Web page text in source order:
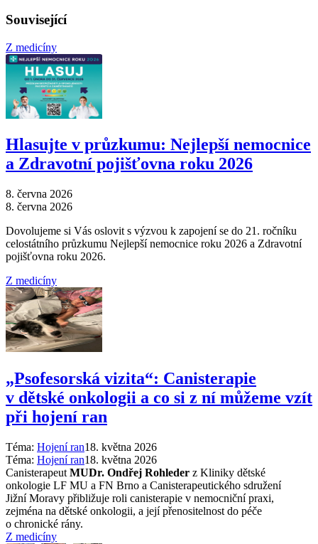
Související
Z medicíny
Hlasujte v průzkumu: Nejlepší nemocnice
a Zdravotní pojišťovna roku 2026
8. června 2026
8. června 2026
Dovolujeme si Vás oslovit s výzvou k zapojení se do 21. ročníku
celostátního průzkumu Nejlepší nemocnice roku 2026 a Zdravotní
pojišťovna roku 2026.
Z medicíny
„Psofesorská vizita“: Canisterapie
v dětské onkologii a co si z ní můžeme vzít
při hojení ran
Téma: Hojení ran18. května 2026
Téma: Hojení ran18. května 2026
Canisterapeut MUDr. Ondřej Rohleder z Kliniky dětské
onkologie LF MU a FN Brno a Canisterapeutického sdružení
Jižní Moravy přibližuje roli canisterapie v nemocniční praxi,
zejména na dětské onkologii, a její přenositelnost do péče
o chronické rány.
Z medicíny